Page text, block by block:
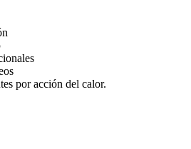
por acción del calor.